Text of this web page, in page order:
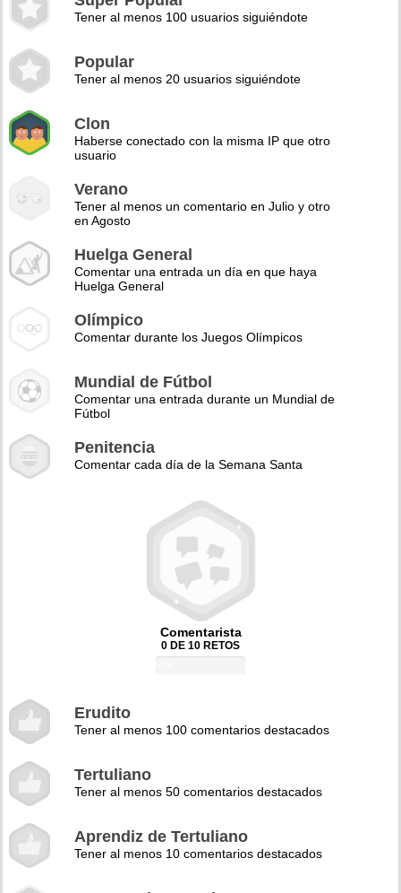
Tener al menos 100 usuarios siguiéndote
Popular
Tener al menos 20 usuarios siguiéndote
Clon
Haberse conectado con la misma IP que otro
usuario
Verano
Tener al menos un comentario en Julio y otro
en Agosto
Huelga General
Comentar una entrada un día en que haya
Huelga General
Olímpico
Comentar durante los Juegos Olímpicos
Mundial de Fútbol
Comentar una entrada durante un Mundial de
Fútbol
Penitencia
Comentar cada día de la Semana Santa
Comentarista
0 DE 10 RETOS
Erudito
Tener al menos 100 comentarios destacados
Tertuliano
Tener al menos 50 comentarios destacados
Aprendiz de Tertuliano
Tener al menos 10 comentarios destacados